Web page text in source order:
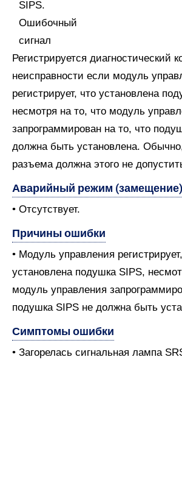
Регистрируется диагностический
неисправности если модуль
регистрирует, что установлена
несмотря на то, что модуль
запрограммирован на то, что
должна быть установлена.
разъема должна этого не
Аварийный режим (замещение)
• Отсутствует.
Причины ошибки
• Модуль управления
установлена подушка SIPS,
модуль управления
подушка SIPS не должна быть
Симптомы ошибки
• Загорелась сигнальная лампа